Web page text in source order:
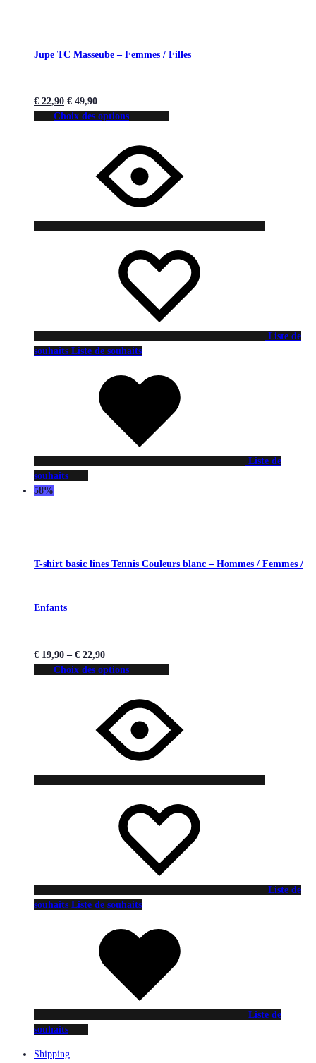
Jupe TC Masseube – Femmes / Filles
€ 22,90 €49,90
Choix des options
Liste de
souhaits Liste de souhaits
Liste de
souhaits
58%
T-shirt basic lines Tennis Couleurs blanc – Hommes / Femmes /
Enfants
€ 19,90 – € 22,90
Choix des options
Liste de
souhaits Liste de souhaits
Liste de
souhaits
Shipping